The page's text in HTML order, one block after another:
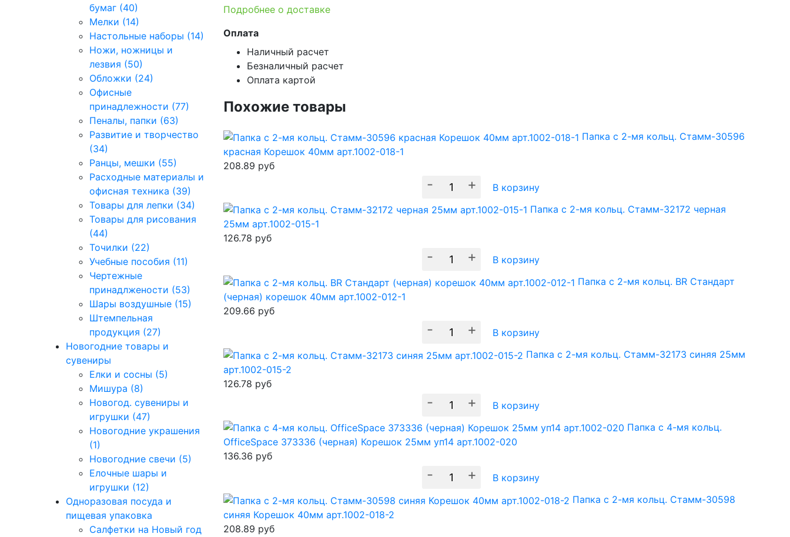
бумаг (40)
Мелки (14)
Настольные наборы (14)
Ножи, ножницы и
лезвия (50)
Обложки (24)
Офисные
принадлежности (77)
Пеналы, папки (63)
Развитие и творчество
(34)
Ранцы, мешки (55)
Расходные материалы и
офисная техника (39)
Товары для лепки (34)
Товары для рисования
(44)
Точилки (22)
Учебные пособия (11)
Чертежные
принадлжености (53)
Шары воздушные (15)
Штемпельная
продукция (27)
Новогодние товары и
сувениры
Елки и сосны (5)
Мишура (8)
Новогод. сувениры и
игрушки (47)
Новогодние украшения
(1)
Новогодние свечи (5)
Елочные шары и
игрушки (12)
Одноразовая посуда и
пищевая упаковка
Салфетки на Новый год
Подробнее о доставке
Оплата
Наличный расчет
Безналичный расчет
Оплата картой
Похожие товары
Папка с 2-мя кольц. Стамм-30596
красная Корешок 40мм арт.1002-018-1
208.89 руб
- +
В корзину
Папка с 2-мя кольц. Стамм-32172 черная
25мм арт.1002-015-1
126.78 руб
- +
В корзину
Папка с 2-мя кольц. BR Стандарт
(черная) корешок 40мм арт.1002-012-1
209.66 руб
- +
В корзину
Папка с 2-мя кольц. Стамм-32173 синяя 25мм
арт.1002-015-2
126.78 руб
- +
В корзину
Папка с 4-мя кольц.
OfficeSpace 373336 (черная) Корешок 25мм уп14 арт.1002-020
136.36 руб
- +
В корзину
Папка с 2-мя кольц. Стамм-30598
синяя Корешок 40мм арт.1002-018-2
208.89 руб